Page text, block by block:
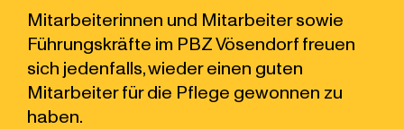
Mitarbeiterinnen und Mitarbeiter sowie
Führungskräfte im PBZ Vösendorf freuen
sich jedenfalls, wieder einen guten
Mitarbeiter für die Pflege gewonnen zu
haben.